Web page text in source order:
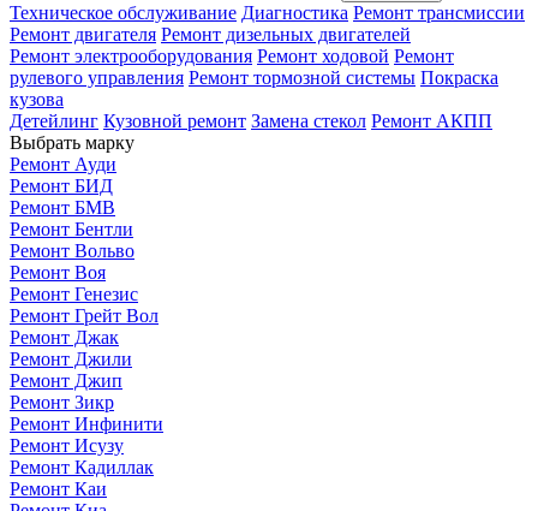
Техническое обслуживание Диагностика Ремонт трансмиссии
Ремонт двигателя Ремонт дизельных двигателей
Ремонт электрооборудования Ремонт ходовой Ремонт
рулевого управления Ремонт тормозной системы Покраска
кузова
Детейлинг Кузовной ремонт Замена стекол Ремонт АКПП
Выбрать марку
Ремонт Ауди
Ремонт БИД
Ремонт БМВ
Ремонт Бентли
Ремонт Вольво
Ремонт Воя
Ремонт Генезис
Ремонт Грейт Вол
Ремонт Джак
Ремонт Джили
Ремонт Джип
Ремонт Зикр
Ремонт Инфинити
Ремонт Исузу
Ремонт Кадиллак
Ремонт Каи